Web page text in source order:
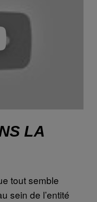
LA
tout semble
sein de l’entité